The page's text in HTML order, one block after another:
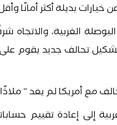
بديلة أكثر أمانًا
الغربية،
تحالف جديد يقوم
مع أمريكا لم يعد ”
إلى إعادة تقييم